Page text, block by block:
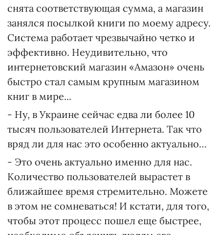
снята соответствующая сумма, а магазин
занялся посылкой книги по моему адресу.
Система работает чрезвычайно четко и
эффективно. Неудивительно, что
интернетовский магазин «Амазон» очень
быстро стал самым крупным магазином
книг в мире...
- Ну, в Украине сейчас едва ли более 10
тысяч пользователей Интернета. Так что
вряд ли для нас это особенно актуально…
- Это очень актуально именно для нас.
Количество пользователей вырастет в
ближайшее время стремительно. Можете
в этом не сомневаться! И кстати, для того,
чтобы этот процесс пошел еще быстрее,